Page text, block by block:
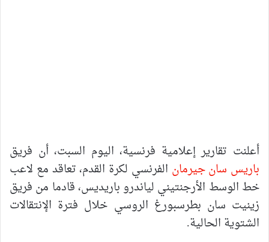
أعلنت تقارير إعلامية فرنسية، اليوم السبت، أن فريق
باريس سان جيرمان الفرنسي لكرة القدم، تعاقد مع لاعب
خط الوسط الأرجنتيني لياندرو باريديس، قادما من فريق
زينيت سان بطرسبورغ الروسي خلال فترة الإنتقالات
الشتوية الحالية.